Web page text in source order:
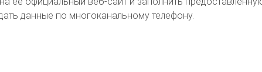
данные по многоканальному телефону.